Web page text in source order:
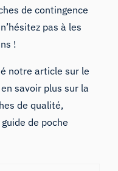
de contingence
pas à les
!
notre article sur le
savoir plus sur la
de qualité,
de poche